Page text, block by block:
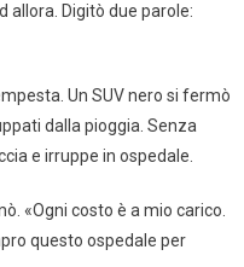
allora. Digitò due parole:
Un SUV nero si fermò
dalla pioggia. Senza
e irruppe in ospedale.
«Ogni costo è a mio carico.
questo ospedale per